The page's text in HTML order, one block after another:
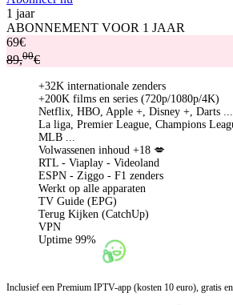
1 jaar
ABONNEMENT VOOR 1 JAAR
69€
89,00€
+32K internationale zenders
+200K films en series (720p/1080p/4K)
Netflix, HBO, Apple +, Disney +, Darts ...
La liga, Premier League, Champions
MLB ...
Volwassenen inhoud +18 💋
RTL - Viaplay - Videoland
ESPN - Ziggo - F1 zenders
Werkt op alle apparaten
TV Guide (EPG)
Terug Kijken (CatchUp)
VPN
Uptime 99%
Inclusief een Premium IPTV-app (kosten 10 euro), gratis